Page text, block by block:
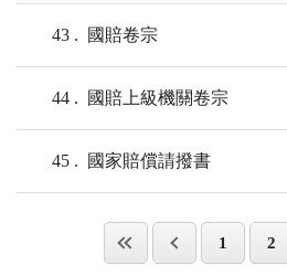
43 國賠卷宗
44 國賠上級機關卷宗
45 國家賠償請撥書
1 2